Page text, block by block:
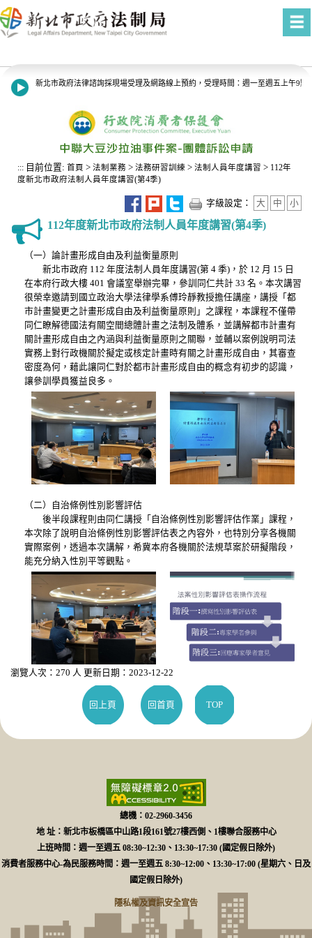
進入內容區塊
新北市政府法律諮詢採現場受理及網路線上預約，受理時間：週一至週五上午9
::: 目前位置: 首頁 > 法制業務 > 法務研習訓練 > 法制人員年度講習 > 112年
度新北市政府法制人員年度講習(第4季)
字級設定： 大 中 小
112年度新北市政府法制人員年度講習(第4季)
（一）論計畫形成自由及利益衡量原則
新北市政府 112 年度法制人員年度講習(第 4 季)，於 12 月 15 日
在本府行政大樓 401 會議室舉辦完畢，參訓同仁共計 33 名。本次講習
很榮幸邀請到國立政治大學法律學系傅玲靜教授擔任講座，講授「都
市計畫變更之計畫形成自由及利益衡量原則」之課程，本課程不僅帶
同仁瞭解德國法有關空間總體計畫之法制及體系，並講解都市計畫有
關計畫形成自由之內涵與利益衡量原則之關聯，並輔以案例說明司法
實務上對行政機關於擬定或核定計畫時有關之計畫形成自由，其審查
密度為何，藉此讓同仁對於都市計畫形成自由的概念有初步的認識，
讓參訓學員獲益良多。
（二）自治條例性別影響評估
後半段課程則由同仁講授「自治條例性別影響評估作業」課程，
本次除了說明自治條例性別影響評估表之內容外，也特別分享各機關
實際案例，透過本次講解，希冀本府各機關於法規草案於研擬階段，
能充分納入性別平等觀點。
瀏覽人次：270 人 更新日期：2023-12-22
回上頁 回首頁 TOP
總機：02-2960-3456
地 址：新北市板橋區中山路1段161號27樓西側、1樓聯合服務中心
上班時間：週一至週五 08:30~12:30、13:30~17:30 (國定假日除外)
消費者服務中心-為民服務時間：週一至週五 8:30~12:00、13:30~17:00 (星期六、日及
國定假日除外)
隱私權及資訊安全宣告